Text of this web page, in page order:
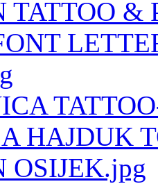
TATTOO &
HAJDUK
OSIJEK.jpg